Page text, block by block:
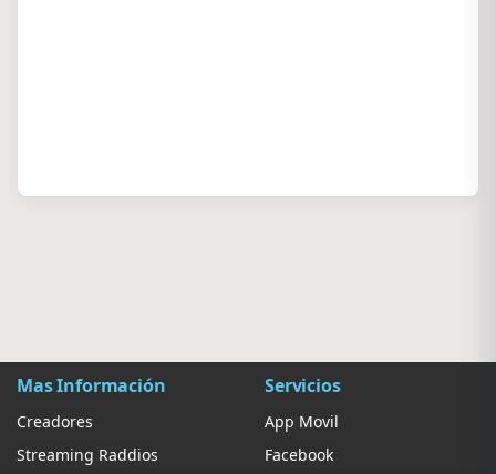
Mas Información
Creadores
Streaming Raddios
Servicios
App Movil
Facebook